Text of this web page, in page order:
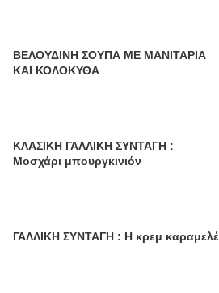
ΒΕΛΟΥΔΙΝΗ ΣΟΥΠΑ ΜΕ ΜΑΝΙΤΑΡΙΑ
ΚΑΙ ΚΟΛΟΚΥΘΑ
ΚΛΑΣΙΚΗ ΓΑΛΛΙΚΗ ΣΥΝΤΑΓΗ :
Μοσχάρι μπουργκινιόν
ΓΑΛΛΙΚΗ ΣΥΝΤΑΓΗ : Η κρεμ καραμελέ